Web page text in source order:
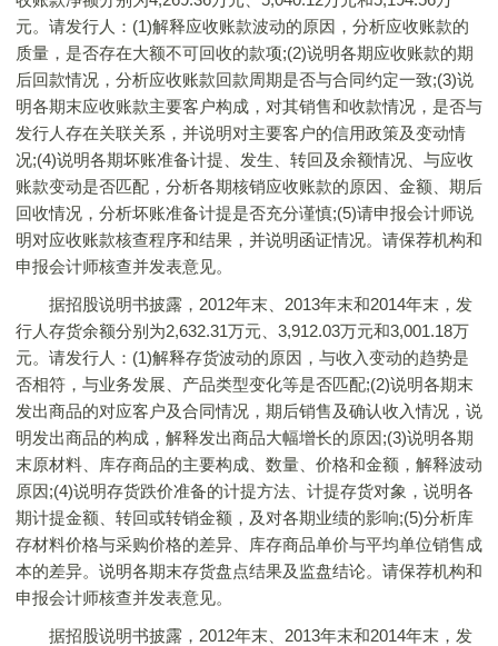
元。请发行人：(1)解释应收账款波动的原因，分析应收账款的
质量，是否存在大额不可回收的款项;(2)说明各期应收账款的期
后回款情况，分析应收账款回款周期是否与合同约定一致;(3)说
明各期末应收账款主要客户构成，对其销售和收款情况，是否与
发行人存在关联关系，并说明对主要客户的信用政策及变动情
况;(4)说明各期坏账准备计提、发生、转回及余额情况、与应收
账款变动是否匹配，分析各期核销应收账款的原因、金额、期后
回收情况，分析坏账准备计提是否充分谨慎;(5)请申报会计师说
明对应收账款核查程序和结果，并说明函证情况。请保荐机构和
申报会计师核查并发表意见。
据招股说明书披露，2012年末、2013年末和2014年末，发
行人存货余额分别为2,632.31万元、3,912.03万元和3,001.18万
元。请发行人：(1)解释存货波动的原因，与收入变动的趋势是
否相符，与业务发展、产品类型变化等是否匹配;(2)说明各期末
发出商品的对应客户及合同情况，期后销售及确认收入情况，说
明发出商品的构成，解释发出商品大幅增长的原因;(3)说明各期
末原材料、库存商品的主要构成、数量、价格和金额，解释波动
原因;(4)说明存货跌价准备的计提方法、计提存货对象，说明各
期计提金额、转回或转销金额，及对各期业绩的影响;(5)分析库
存材料价格与采购价格的差异、库存商品单价与平均单位销售成
本的差异。说明各期末存货盘点结果及监盘结论。请保荐机构和
申报会计师核查并发表意见。
据招股说明书披露，2012年末、2013年末和2014年末，发